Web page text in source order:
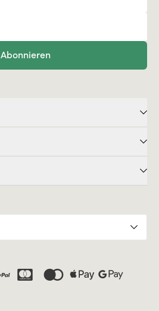
Abonnieren